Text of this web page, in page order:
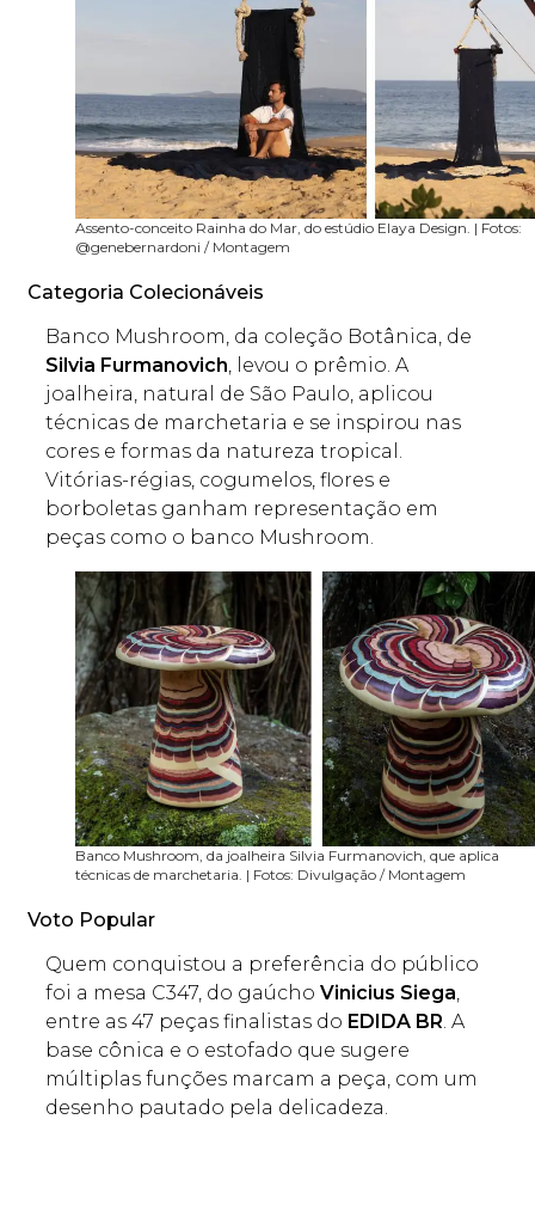
Assento-conceito Rainha do Mar, do estúdio Elaya Design. | Fotos:
@genebernardoni / Montagem
Categoria Colecionáveis
Banco Mushroom, da coleção Botânica, de
Silvia Furmanovich, levou o prêmio. A
joalheira, natural de São Paulo, aplicou
técnicas de marchetaria e se inspirou nas
cores e formas da natureza tropical.
Vitórias-régias, cogumelos, flores e
borboletas ganham representação em
peças como o banco Mushroom.
Banco Mushroom, da joalheira Silvia Furmanovich, que aplica
técnicas de marchetaria. | Fotos: Divulgação / Montagem
Voto Popular
Quem conquistou a preferência do público
foi a mesa C347, do gaúchoVinicius Siega,
entre as 47 peças finalistas do EDIDA BR. A
base cônica e o estofado que sugere
múltiplas funções marcam a peça, com um
desenho pautado pela delicadeza.